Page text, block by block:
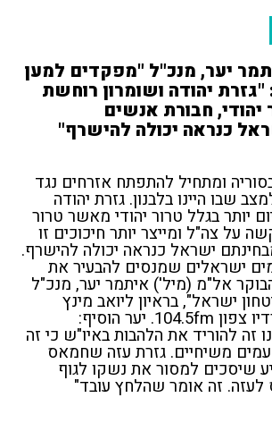
יער, מנכ"ל "מפקדים למען
יהודה ושומרון רוחשת
יהודי, חבורת אנשים
כנראה יכולה להישרף"
ומתחיל להתפתח אזרחים נגד
שבו היינו בלבנון. גזרת יהודה
יותר בגלל טרור יהודי מאשר טרור
על צה"ל ומייצר יותר חיכוכים זו
ישראל כנראה יכולה להישרף.
ישראלים שמנסים להבעיר את
אל"מ (מיל') איתמר יער, מנכ"ל
ישראל", בראיון ליואב מינץ
בתוכנית קפאין ברדיו צפון 104.5fm. יער הוסיף:
זה להוריד את הלהבות באיו"ש כי זה
משיחיים. גזרת עזה שחמאס
שיסכים למסור את נשקו לגוף
לעזה. זה אומר שהלחץ עובד"